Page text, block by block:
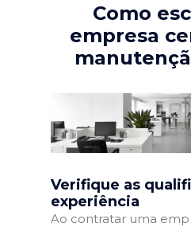
Como
empresa
Verifique as
experiência
Ao contratar uma